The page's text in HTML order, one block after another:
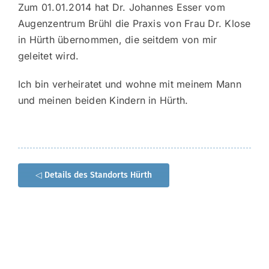
Zum 01.01.2014 hat Dr. Johannes Esser vom
Augenzentrum Brühl die Praxis von Frau Dr. Klose
in Hürth übernommen, die seitdem von mir
geleitet wird.
Ich bin verheiratet und wohne mit meinem Mann
und meinen beiden Kindern in Hürth.
◁ Details des Standorts Hürth